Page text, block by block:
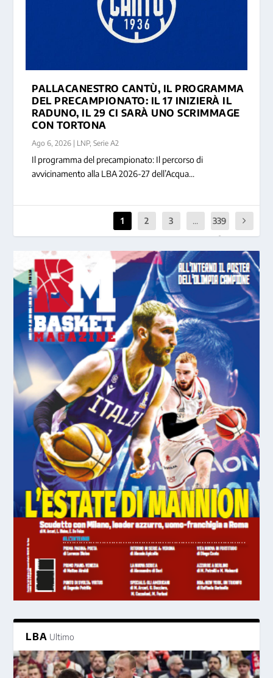
PALLACANESTRO CANTÙ, IL PROGRAMMA
DEL PRECAMPIONATO: IL 17 INIZIERÀ IL
RADUNO, IL 29 CI SARÀ UNO SCRIMMAGE
CON TORTONA
Ago 6, 2026 | LNP,Serie A2
Il programma del precampionato: Il percorso di
avvicinamento alla LBA 2026-27 dell’Acqua...
1 2 3 ...
339
0
LBA Ultimo